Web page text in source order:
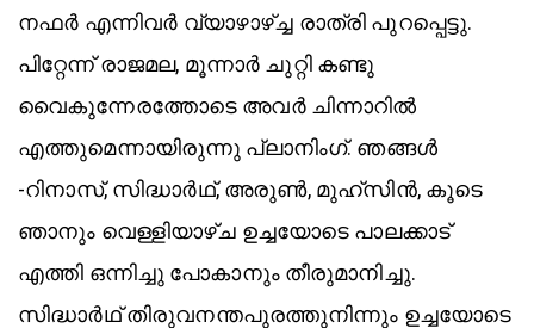
നഫർ എന്നിവർ വ്യാഴാഴ്ച്ച രാത്രി പുറപ്പെട്ടു.
പിറ്റേന്ന് രാജമല, മൂന്നാർ ചുറ്റി കണ്ടു
വൈകുന്നേരത്തോടെ അവർ ചിന്നാറിൽ
എത്തുമെന്നായിരുന്നു പ്ലാനിംഗ്. ഞങ്ങൾ
-റിനാസ്, സിദ്ധാർഥ്, അരുൺ, മുഹ്സിൻ, കൂടെ
ഞാനും വെള്ളിയാഴ്ച ഉച്ചയോടെ പാലക്കാട്
എത്തി ഒന്നിച്ചു പോകാനും തീരുമാനിച്ചു.
സിദ്ധാർഥ് തിരുവനന്തപുരത്തുനിന്നും ഉച്ചയോടെ